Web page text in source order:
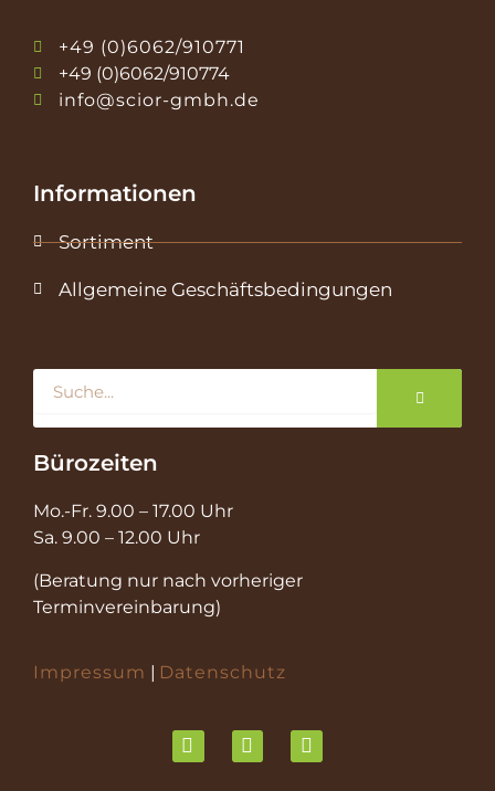
+49 (0)6062/910771
+49 (0)6062/910774
info@scior-gmbh.de
Informationen
Sortiment
Allgemeine Geschäftsbedingungen
Bürozeiten
Mo.-Fr. 9.00 – 17.00 Uhr
Sa. 9.00 – 12.00 Uhr
(Beratung nur nach vorheriger
Terminvereinbarung)
Impressum | Datenschutz
a
c
n
s
i
n